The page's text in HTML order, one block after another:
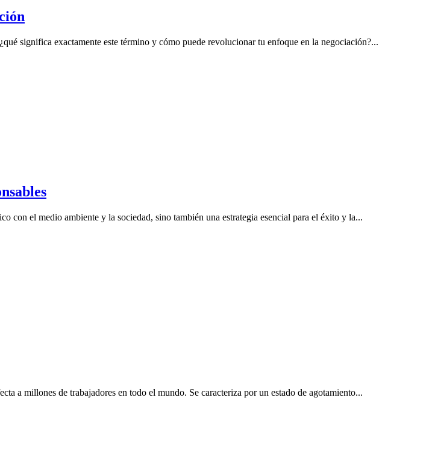
significa exactamente este término y cómo puede revolucionar tu enfoque en la negociación?...
con el medio ambiente y la sociedad, sino también una estrategia esencial para el éxito y la...
a millones de trabajadores en todo el mundo. Se caracteriza por un estado de agotamiento...